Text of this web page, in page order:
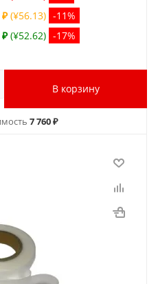
₽ (¥56.13) -11%
₽ (¥52.62) -17%
В корзину
7 760 ₽